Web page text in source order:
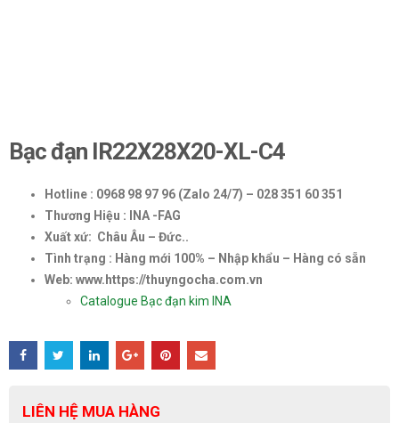
Bạc đạn IR22X28X20-XL-C4
Hotline : 0968 98 97 96 (Zalo 24/7) – 028 351 60 351
Thương Hiệu : INA -FAG
Xuất xứ: Châu Âu – Đức..
Tình trạng : Hàng mới 100% – Nhập khẩu – Hàng có sẵn
Web: www.https://thuyngocha.com.vn
Catalogue Bạc đạn kim INA
LIÊN HỆ MUA HÀNG